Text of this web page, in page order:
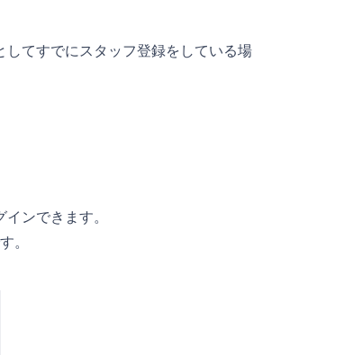
てすでにスタッフ登録をしている場
ンできます。
。